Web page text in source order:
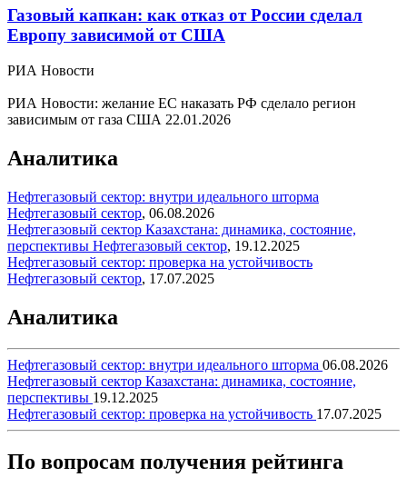
Газовый капкан: как отказ от России сделал
Европу зависимой от США
РИА Новости
РИА Новости: желание ЕС наказать РФ сделало регион
зависимым от газа США 22.01.2026
Аналитика
Нефтегазовый сектор: внутри идеального шторма
Нефтегазовый сектор, 06.08.2026
Нефтегазовый сектор Казахстана: динамика, состояние,
перспективы Нефтегазовый сектор, 19.12.2025
Нефтегазовый сектор: проверка на устойчивость
Нефтегазовый сектор, 17.07.2025
Аналитика
Нефтегазовый сектор: внутри идеального шторма 06.08.2026
Нефтегазовый сектор Казахстана: динамика, состояние,
перспективы 19.12.2025
Нефтегазовый сектор: проверка на устойчивость 17.07.2025
По вопросам получения рейтинга